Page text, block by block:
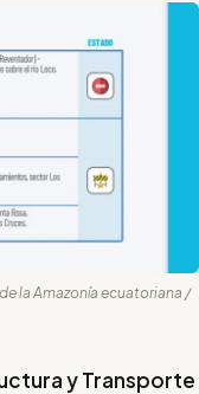
la Amazonía ecuatoriana /
y Transporte